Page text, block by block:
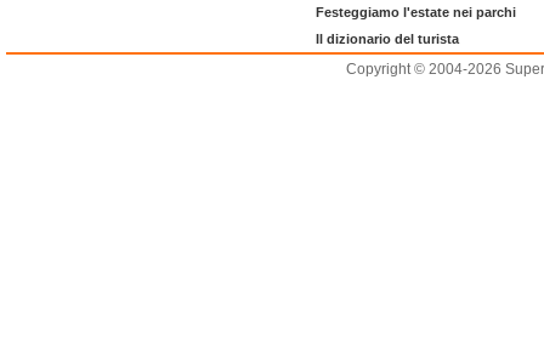
Festeggiamo l'estate nei parchi
Il dizionario del turista
Copyright © 2004-2026